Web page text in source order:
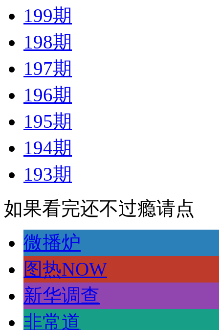
199期
198期
197期
196期
195期
194期
193期
如果看完还不过瘾请点
微播炉
图热NOW
新华调查
非常道